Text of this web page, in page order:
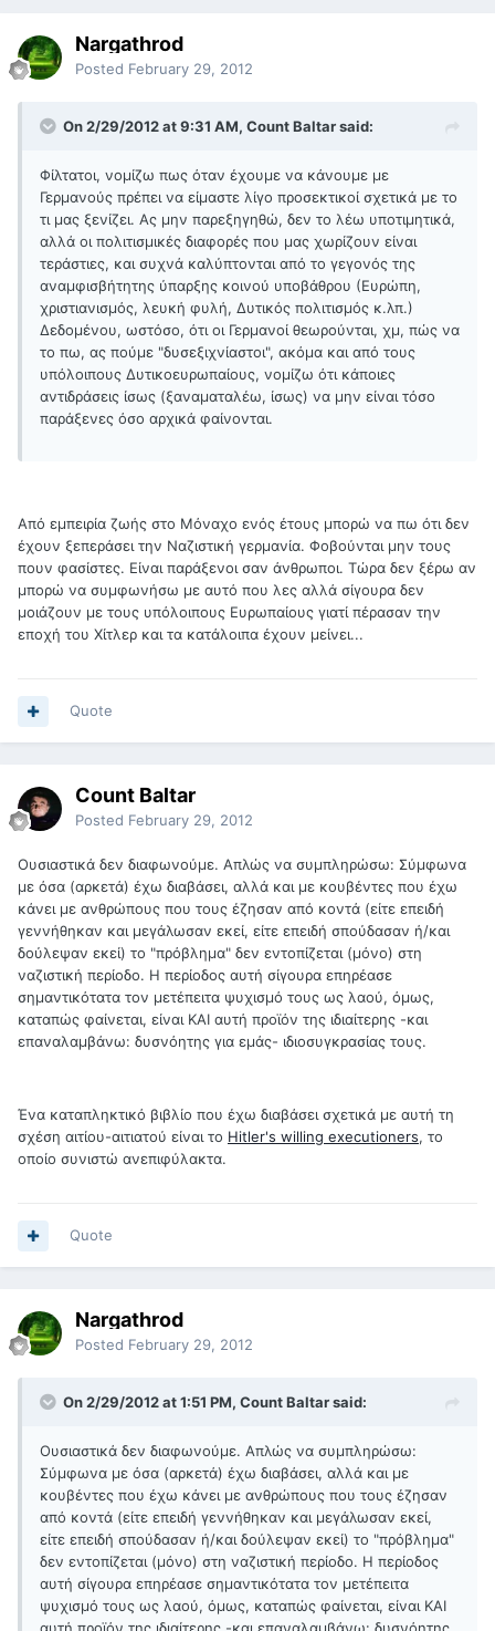
Nargathrod
Posted February 29, 2012
On 2/29/2012 at 9:31 AM, Count Baltar said:
Φίλτατοι, νομίζω πως όταν έχουμε να κάνουμε με
Γερμανούς πρέπει να είμαστε λίγο προσεκτικοί σχετικά με το
τι μας ξενίζει. Ας μην παρεξηγηθώ, δεν το λέω υποτιμητικά,
αλλά οι πολιτισμικές διαφορές που μας χωρίζουν είναι
τεράστιες, και συχνά καλύπτονται από το γεγονός της
αναμφισβήτητης ύπαρξης κοινού υποβάθρου (Ευρώπη,
χριστιανισμός, λευκή φυλή, Δυτικός πολιτισμός κ.λπ.)
Δεδομένου, ωστόσο, ότι οι Γερμανοί θεωρούνται, χμ, πώς να
το πω, ας πούμε "δυσεξιχνίαστοι", ακόμα και από τους
υπόλοιπους Δυτικοευρωπαίους, νομίζω ότι κάποιες
αντιδράσεις ίσως (ξαναματαλέω, ίσως) να μην είναι τόσο
παράξενες όσο αρχικά φαίνονται.
Από εμπειρία ζωής στο Μόναχο ενός έτους μπορώ να πω ότι δεν
έχουν ξεπεράσει την Ναζιστική γερμανία. Φοβούνται μην τους
πουν φασίστες. Είναι παράξενοι σαν άνθρωποι. Τώρα δεν ξέρω αν
μπορώ να συμφωνήσω με αυτό που λες αλλά σίγουρα δεν
μοιάζουν με τους υπόλοιπους Ευρωπαίους γιατί πέρασαν την
εποχή του Χίτλερ και τα κατάλοιπα έχουν μείνει...
Quote
Count Baltar
Posted February 29, 2012
Ουσιαστικά δεν διαφωνούμε. Απλώς να συμπληρώσω: Σύμφωνα
με όσα (αρκετά) έχω διαβάσει, αλλά και με κουβέντες που έχω
κάνει με ανθρώπους που τους έζησαν από κοντά (είτε επειδή
γεννήθηκαν και μεγάλωσαν εκεί, είτε επειδή σπούδασαν ή/και
δούλεψαν εκεί) το "πρόβλημα" δεν εντοπίζεται (μόνο) στη
ναζιστική περίοδο. Η περίοδος αυτή σίγουρα επηρέασε
σημαντικότατα τον μετέπειτα ψυχισμό τους ως λαού, όμως,
καταπώς φαίνεται, είναι ΚΑΙ αυτή προϊόν της ιδιαίτερης -και
επαναλαμβάνω: δυσνόητης για εμάς- ιδιοσυγκρασίας τους.
Ένα καταπληκτικό βιβλίο που έχω διαβάσει σχετικά με αυτή τη
σχέση αιτίου-αιτιατού είναι το Hitler's willing executioners, το
οποίο συνιστώ ανεπιφύλακτα.
Quote
Nargathrod
Posted February 29, 2012
On 2/29/2012 at 1:51 PM, Count Baltar said:
Ουσιαστικά δεν διαφωνούμε. Απλώς να συμπληρώσω:
Σύμφωνα με όσα (αρκετά) έχω διαβάσει, αλλά και με
κουβέντες που έχω κάνει με ανθρώπους που τους έζησαν
από κοντά (είτε επειδή γεννήθηκαν και μεγάλωσαν εκεί,
είτε επειδή σπούδασαν ή/και δούλεψαν εκεί) το "πρόβλημα"
δεν εντοπίζεται (μόνο) στη ναζιστική περίοδο. Η περίοδος
αυτή σίγουρα επηρέασε σημαντικότατα τον μετέπειτα
ψυχισμό τους ως λαού, όμως, καταπώς φαίνεται, είναι ΚΑΙ